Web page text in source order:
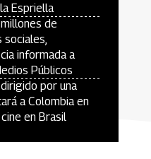
Espriella
de
sociales,
informada a
Públicos
por una
a Colombia en
en Brasil